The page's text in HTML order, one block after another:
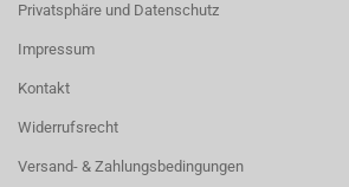
Privatsphäre und Datenschutz
Impressum
Kontakt
Widerrufsrecht
Versand- & Zahlungsbedingungen